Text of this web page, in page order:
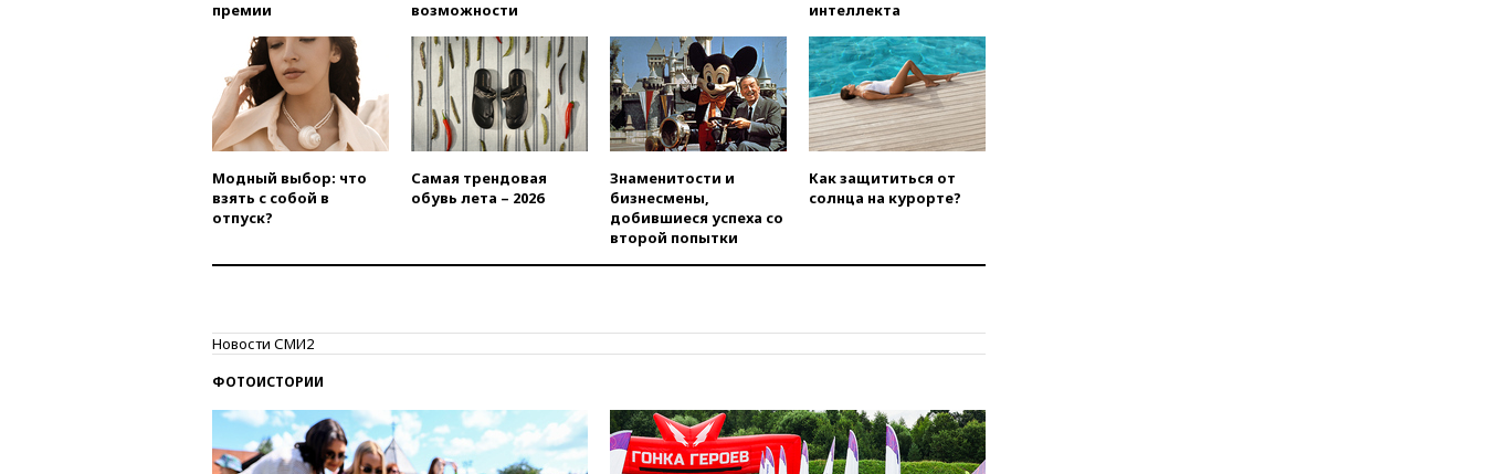
просмотров
вчера, 22:49Минпромторг:
банкротство «Кванта» не
означает прекращения
производства телевизоров в
РФ
вчера, 22:35
вагонов сошли с рельсов в
Оренбургской области
выросли нефтегазовые
согласовал первый стандарт
исламского банкинга
«Интервидения»
подтвердили, что конкурс
пройдет в Саудовской Аравии
премии
возможности
интеллекта
Модный выбор: что
взять с собой в
отпуск?
Самая трендовая
обувь лета – 2026
Знаменитости и
бизнесмены,
добившиеся успеха со
второй попытки
Как защититься от
солнца на курорте?
Новости СМИ2
ФОТОИСТОРИИ